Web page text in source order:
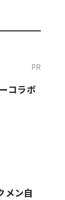
PR
コラボ
メン自